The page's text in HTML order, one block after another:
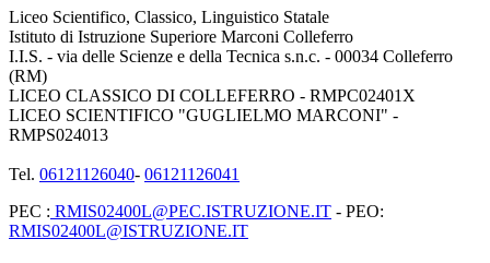
Liceo Scientifico, Classico, Linguistico Statale
Istituto di Istruzione Superiore Marconi Colleferro
I.I.S. - via delle Scienze e della Tecnica s.n.c. - 00034 Colleferro
(RM)
LICEO CLASSICO DI COLLEFERRO - RMPC02401X
LICEO SCIENTIFICO "GUGLIELMO MARCONI" -
RMPS024013
Tel. 06121126040- 06121126041
PEC : RMIS02400L@PEC.ISTRUZIONE.IT - PEO:
RMIS02400L@ISTRUZIONE.IT